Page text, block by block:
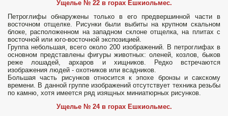
Ущелье № 22 в горах Ешкиольмес.
Петроглифы обнаружены только в его предвершинной части в
восточном отщелке. Рисунки были выбиты на крупном скальном
блоке, расположенном на западном склоне отщелка, на плитах с
восточной или юго-восточной экспозицией.
Группа небольшая, всего около 200 изображений. В петроглифах в
основном представлены фигуры животных: оленей, козлов, быков
реже лошадей, архаров и хищников. Редко встречаются
изображения людей - охотников или всадников.
Большая часть рисунков относится к эпохе бронзы и сакскому
времени. В данной группе изображений отсутствует техника резьбы
по камню, хотя имеется ряд изящных миниатюрных рисунков.
Ущелье № 24 в горах Ешкиольмес.